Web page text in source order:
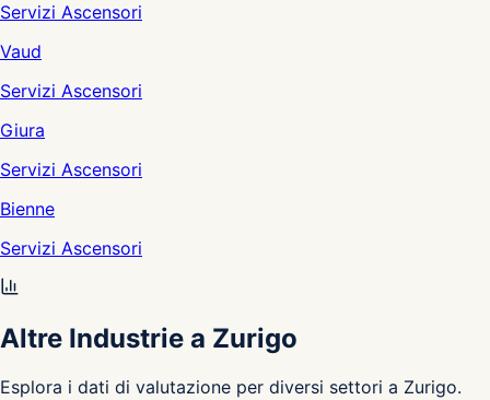
Servizi Ascensori
Vaud
Servizi Ascensori
Giura
Servizi Ascensori
Bienne
Servizi Ascensori
Altre Industrie a Zurigo
Esplora i dati di valutazione per diversi settori a Zurigo.